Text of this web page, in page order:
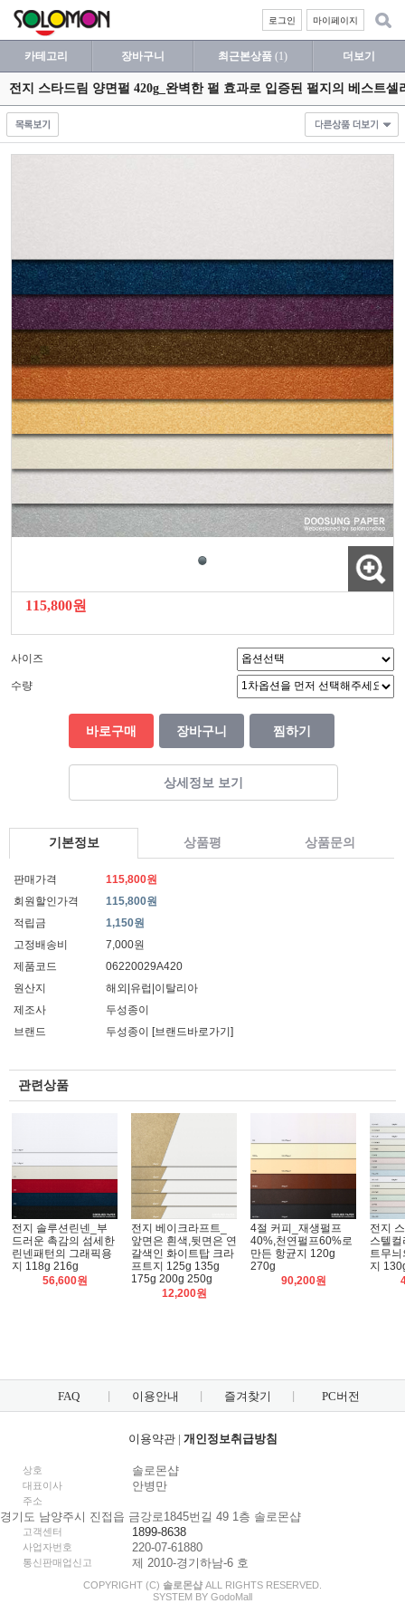
마이페이지
로그인
카테고리 장바구니 최근본상품 (1) 더보기
전지 스타드림 양면펄 420g_완벽한 펄 효과로 입증된 펄지의 베스트셀
115,800원
사이즈
수량
바로구매 장바구니 찜하기
상세정보 보기
기본정보 상품평 상품문의
판매가격
115,800원
회원할인가격
115,800원
적립금
1,150원
고정배송비
7,000원
제품코드
06220029A420
원산지
해외|유럽|이탈리아
제조사
두성종이
브랜드
두성종이 [브랜드바로가기]
관련상품
전지 솔루션린넨_부
드러운 촉감의 섬세한
린넨패턴의 그래픽용
지 118g 216g
56,600원
전지 베이크라프트_
앞면은 흰색,뒷면은 연
갈색인 화이트탑 크라
프트지 125g 135g
175g 200g 250g
12,200원
4절 커피_재생펄프
40%,천연펄프60%로
만든 항균지 120g
270g
90,200원
전지
스텔
트무
지
FAQ 이용안내 즐겨찾기 PC버전
이용약관| 개인정보취급방침
상호 솔로몬샵
대표이사 안병만
주소
경기도 남양주시 진접읍 금강로1845번길 49 1층 솔로몬샵
고객센터 1899-8638
사업자번호 220-07-61880
통신판매업신고 제 2010-경기하남-6 호
COPYRIGHT (C) 솔로몬샵 ALL RIGHTS RESERVED.
SYSTEM BY GodoMall